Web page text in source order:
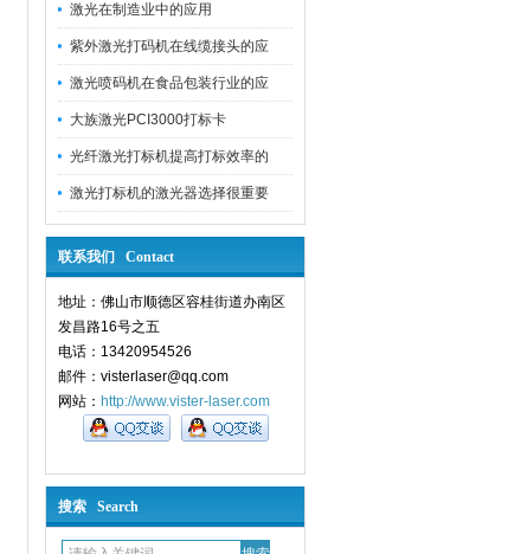
激光在制造业中的应用
紫外激光打码机在线缆接头的应
激光喷码机在食品包装行业的应
大族激光PCI3000打标卡
光纤激光打标机提高打标效率的
激光打标机的激光器选择很重要
联系我们 Contact
地址：佛山市顺德区容桂街道办南区
发昌路16号之五
电话：13420954526
邮件：visterlaser@qq.com
网站： http://www.vister-laser.com
搜索 Search